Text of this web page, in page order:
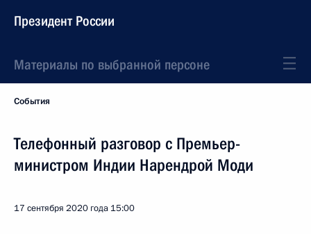
Президент России
Материалы по выбранной персоне
События
Телефонный разговор с Премьер-
министром Индии Нарендрой Моди
17 сентября 2020 года 15:00